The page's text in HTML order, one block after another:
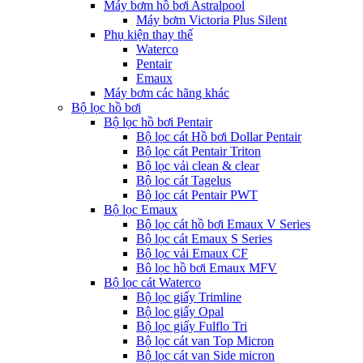
Máy bơm hồ bơi Astralpool
Máy bơm Victoria Plus Silent
Phụ kiện thay thế
Waterco
Pentair
Emaux
Máy bơm các hãng khác
Bộ lọc hồ bơi
Bộ lọc hồ bơi Pentair
Bộ lọc cát Hồ bơi Dollar Pentair
Bộ lọc cát Pentair Triton
Bộ lọc vải clean & clear
Bộ lọc cát Tagelus
Bộ lọc cát Pentair PWT
Bộ lọc Emaux
Bộ lọc cát hồ bơi Emaux V Series
Bộ lọc cát Emaux S Series
Bộ lọc vải Emaux CF
Bô lọc hồ bơi Emaux MFV
Bộ lọc cát Waterco
Bộ lọc giấy Trimline
Bộ lọc giấy Opal
Bộ lọc giấy Fulflo Tri
Bộ lọc cát van Top Micron
Bộ lọc cát van Side micron